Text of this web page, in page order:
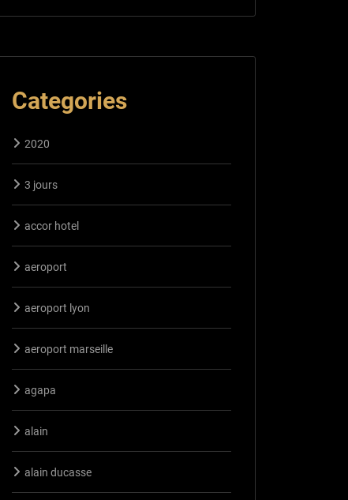
Categories
2020
3 jours
accor hotel
aeroport
aeroport lyon
aeroport marseille
agapa
alain
alain ducasse